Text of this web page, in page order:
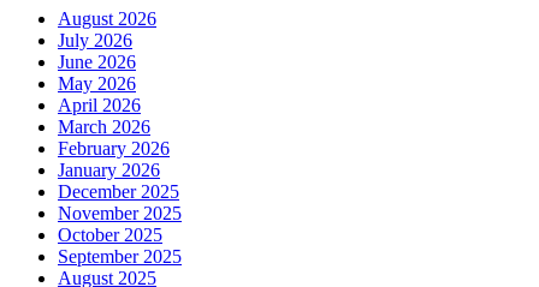
August 2026
July 2026
June 2026
May 2026
April 2026
March 2026
February 2026
January 2026
December 2025
November 2025
October 2025
September 2025
August 2025